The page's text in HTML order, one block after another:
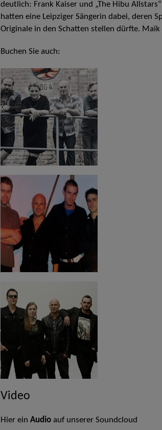
deutlich: Frank Kaiser und „The Hibu
hatten eine Leipziger Sängerin dabei, deren
Originale in den Schatten stellen dürfte. Maik
Buchen Sie auch:
Video
Hier ein Audio auf unserer Soundcloud